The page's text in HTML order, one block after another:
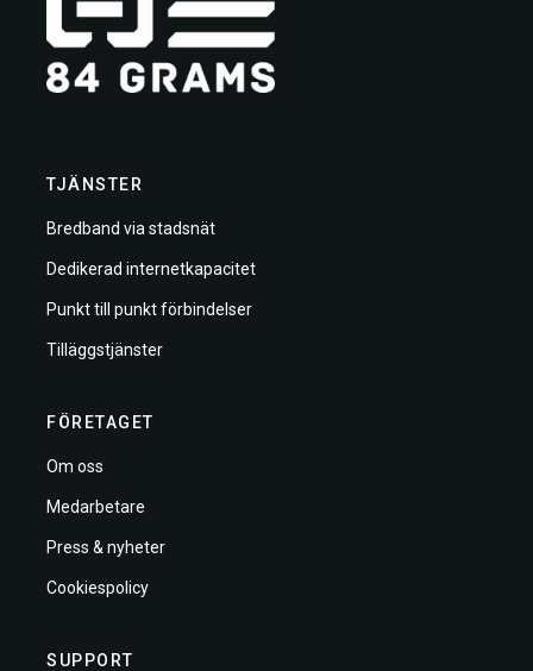
TJÄNSTER
Bredband via stadsnät
Dedikerad internetkapacitet
Punkt till punkt förbindelser
Tilläggstjänster
FÖRETAGET
Om oss
Medarbetare
Press & nyheter
Cookiespolicy
SUPPORT